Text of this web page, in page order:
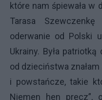
które nam śpiewała w
Tarasa
oderwanie od Polski
Ukrainy. Była
od dzieciństwa
i powstańcze, takie
Niemen hen precz”,